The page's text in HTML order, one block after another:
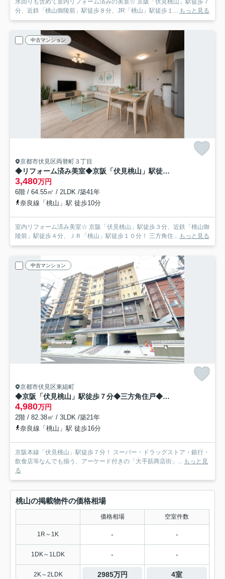
水回りも含めて室内リフォーム済みの美室☆ 京阪「伏見桃山」駅徒歩７
分、近鉄「桃山御陵前」駅徒歩８分、JR「桃山」駅徒歩１... もっと見る
中古マンション
京都市伏見区両替町３丁目
◆リフォーム済み美室◆京阪「伏見桃山」駅徒歩３分◆三方角住戸◆藤和ライブタウン伏見桃山
3,480万円
6階 / 64.55㎡ / 2LDK /築41年
奈良線「桃山」駅 徒歩10分
室内リフォーム済み美室☆ 京阪「伏見桃山」駅徒歩３分、近鉄「桃山御
陵前」駅徒歩４分、ＪＲ「桃山」駅徒歩１０分！ 三方角住... もっと見る
中古マンション
京都市伏見区東組町
◆京阪「伏見桃山」駅徒歩７分◆三方角住戸◆収納充実３LDK◆エスリード伏見桃山壱番館
4,980万円
2階 / 82.38㎡ / 3LDK /築21年
奈良線「桃山」駅 徒歩16分
京阪本線「伏見桃山」駅徒歩７分！ スーパー・ドラッグストア・銀行・
飲食店等なんでも揃う、アーケード付きの「大手筋商店街」... もっと見
る
桃山の掲載物件の価格相場
価格相場 空室件数
1R～1K - -
1DK～1LDK - -
2K～2LDK 2985万円 4室